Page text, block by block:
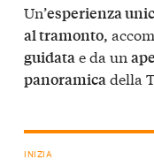
Un’esperienza
al tramonto,
guidatae da un
panoramicadella
INIZIA